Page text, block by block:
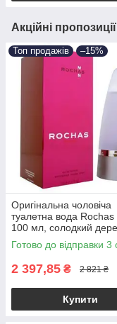
Акційні
Топ продажів –15%
Оригінальна чоловіча
туалетна вода Rochas
100 мл, солодкий
пряний аромат
Готово до відправки 3
2 397,85 ₴ 2 821 ₴
Купити